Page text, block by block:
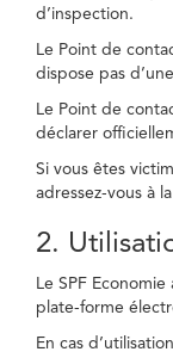
d’inspection.
Le Point de
dispose pas
Le Point de
déclarer
Si vous êtes
adressez-vous à la
2.
Le SPF
plate-forme
En cas